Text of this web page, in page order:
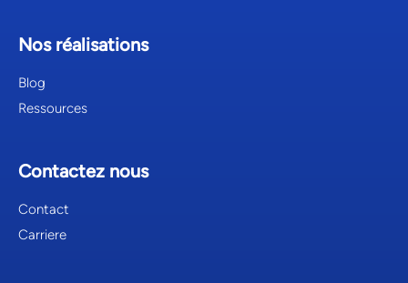
Nos réalisations
Blog
Ressources
Contactez nous
Contact
Carriere